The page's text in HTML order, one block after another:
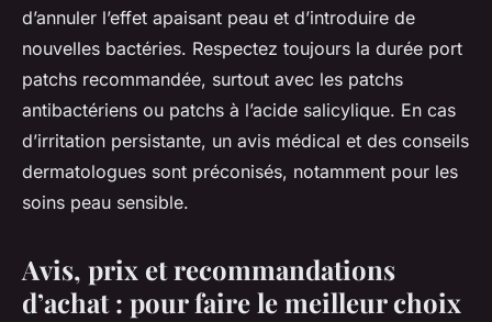
d’annuler l’effet apaisant peau et d’introduire de
nouvelles bactéries. Respectez toujours la durée port
patchs recommandée, surtout avec les patchs
antibactériens ou patchs à l’acide salicylique. En cas
d’irritation persistante, un avis médical et des conseils
dermatologues sont préconisés, notamment pour les
soins peau sensible.
Avis, prix et recommandations
d’achat : pour faire le meilleur choix